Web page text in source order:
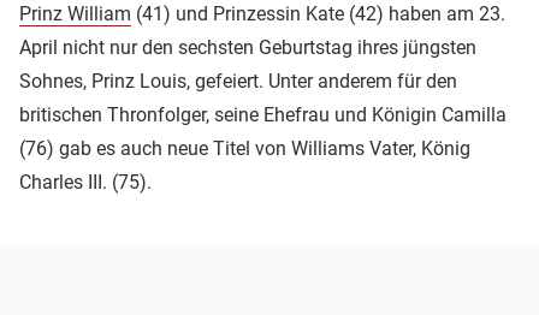
Prinz William (41) und Prinzessin Kate (42) haben am 23.
April nicht nur den sechsten Geburtstag ihres jüngsten
Sohnes, Prinz Louis, gefeiert. Unter anderem für den
britischen Thronfolger, seine Ehefrau und Königin Camilla
(76) gab es auch neue Titel von Williams Vater, König
Charles III. (75).